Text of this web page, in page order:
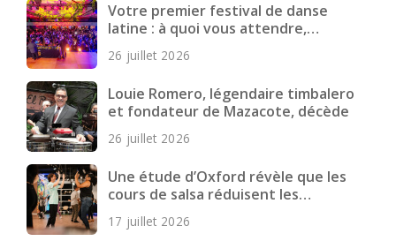
Votre premier festival de danse
latine : à quoi vous attendre,
comment vous préparer et quoi
emporter
26 juillet 2026
Louie Romero, légendaire timbalero
et fondateur de Mazacote, décède
26 juillet 2026
Une étude d’Oxford révèle que les
cours de salsa réduisent les
symptômes dépressifs chez les
jeunes adultes
17 juillet 2026